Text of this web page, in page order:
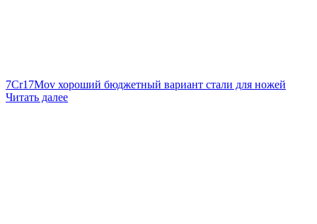
7Cr17Mov хороший бюджетный вариант стали для ножей
Читать далее